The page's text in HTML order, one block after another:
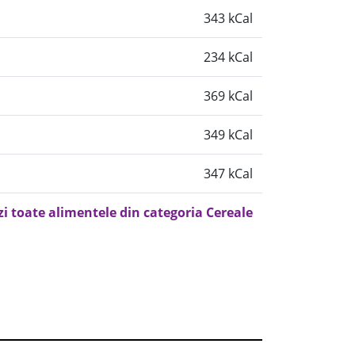
343 kCal
234 kCal
369 kCal
349 kCal
347 kCal
toate alimentele din categoria Cereale